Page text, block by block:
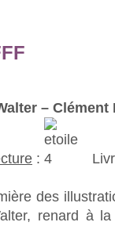
– Clément
:
des
renard à